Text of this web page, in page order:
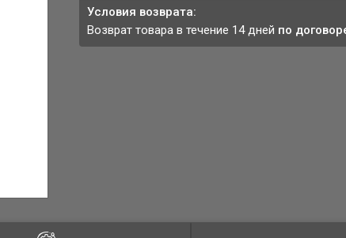
возврат товара в течение 14 дней по